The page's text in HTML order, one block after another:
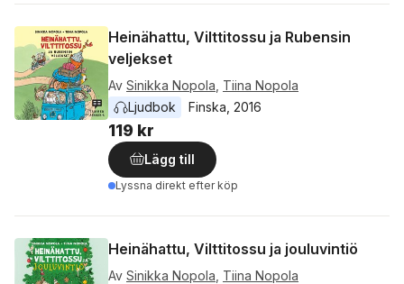
Heinähattu, Vilttitossu ja Rubensin
veljekset
Av Sinikka Nopola Tiina Nopola
Ljudbok
Finska 2016
119 kr
Lägg till
Lyssna direkt efter köp
Heinähattu, Vilttitossu ja jouluvintiö
Av Sinikka Nopola Tiina Nopola